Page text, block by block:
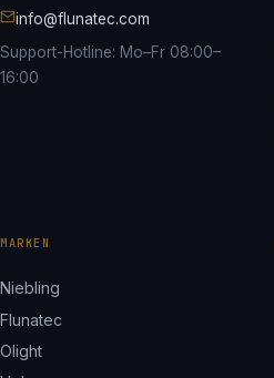
info@flunatec.com
Support-Hotline: Mo–Fr 08:00–
16:00
MARKEN
Niebling
Flunatec
Olight